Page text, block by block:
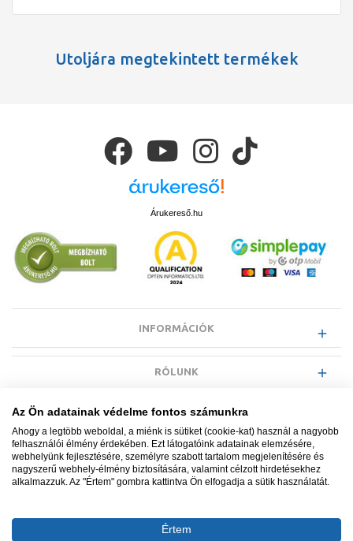
Utoljára megtekintett termékek
Árukereső.hu
INFORMÁCIÓK
RÓLUNK
EGYÉB INFORMÁCIÓK
VÁSÁRLÓI INFORMÁCIÓK
Az Ön adatainak védelme fontos számunkra
Ahogy a legtöbb weboldal, a miénk is sütiket (cookie-kat) használ a nagyobb
felhasználói élmény érdekében. Ezt látogatóink adatainak elemzésére,
webhelyünk fejlesztésére, személyre szabott tartalom megjelenítésére és
nagyszerű webhely-élmény biztosítására, valamint célzott hirdetésekhez
alkalmazzuk. Az "Értem" gombra kattintva Ön elfogadja a sütik használatát.
Értem